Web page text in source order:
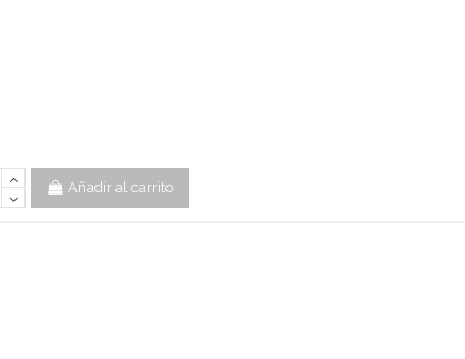
Añadir al carrito